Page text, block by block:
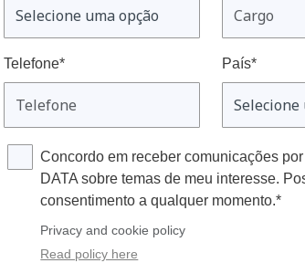
Telefone* País*
Concordo em receber comunicações
DATA sobre temas de meu interesse.
consentimento a qualquer momento.*
Privacy and cookie policy
Read policy here